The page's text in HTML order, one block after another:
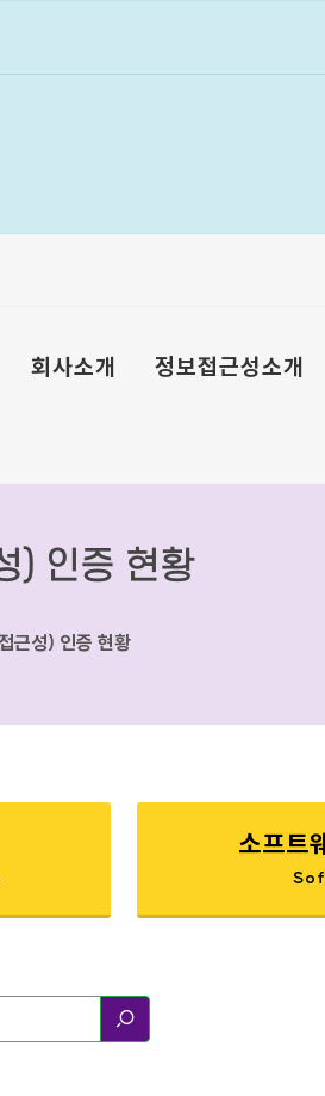
회사소개 정보접근성소개
) 인증 현황
근성) 인증 현황
소프트